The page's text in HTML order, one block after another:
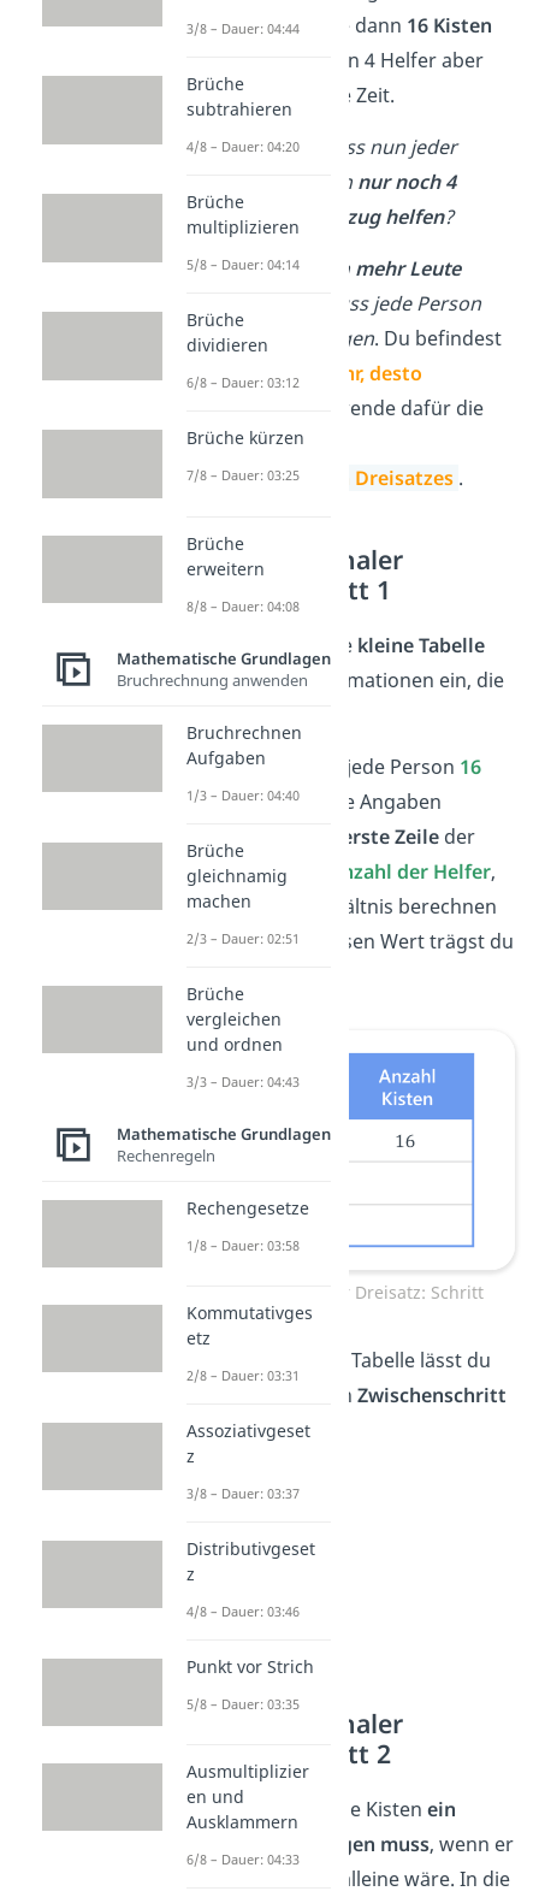
Jeder Helfer müsste dann 16 Kisten
tragen. Leider haben 4 Helfer aber
plötzlich doch keine Zeit.
Wie viele Kisten muss nun jeder
Helfer tragen, wenn nur noch 4
Personen beim Umzug helfen?
Hier ist es so:Wenn mehr Leute
mithelfen, dann muss jede Person
weniger Kisten
tragen. Du befindest
dich also im „je mehr, desto
. Verwende dafür die
Rechenschritte des
antiproportionalen Dreisatzes .
Antiproportionaler
Dreisatz: Schritt 1
wieder eine kleine Tabelle
und trage alle Informationen ein, die
Bei8 Helfern muss jede Person 16
Kistentragen. Diese Angaben
erste Zeileder
Tabelle. Dieneue Anzahl der Helfer,
für die du das Verhältnis berechnen
möchtest, ist4
. Diesen Wert trägst du
Antiproportionaler Dreisatz: Schritt
Die zweite Zeile der Tabelle lässt du
wie vorhin für einen Zwischenschritt
frei.
Antiproportionaler
Dreisatz: Schritt 2
Rechne aus, wie viele Kisten ein
einziger Helfer tragen muss, wenn er
beim Umzug ganz alleine wäre. In die
3/8 – Dauer: 04:44
Brüche
subtrahieren
4/8 – Dauer: 04:20
Brüche
multiplizieren
5/8 – Dauer: 04:14
Brüche
dividieren
6/8 – Dauer: 03:12
Brüche kürzen
7/8 – Dauer: 03:25
Brüche
erweitern
8/8 – Dauer: 04:08
Mathematische Grundlagen
Bruchrechnung anwenden
Bruchrechnen
Aufgaben
1/3 – Dauer: 04:40
Brüche
gleichnamig
machen
2/3 – Dauer: 02:51
Brüche
vergleichen
und ordnen
3/3 – Dauer: 04:43
Mathematische Grundlagen
Rechenregeln
Rechengesetze
1/8 – Dauer: 03:58
Kommutativges
etz
2/8 – Dauer: 03:31
Assoziativgeset
z
3/8 – Dauer: 03:37
Distributivgeset
z
4/8 – Dauer: 03:46
Punkt vor Strich
5/8 – Dauer: 03:35
Ausmultiplizier
en und
Ausklammern
6/8 – Dauer: 04:33